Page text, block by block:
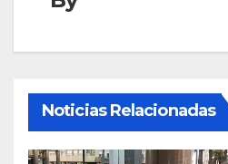
Noticias Relacionadas